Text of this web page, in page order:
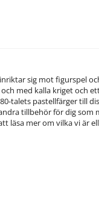
sig mot figurspel
med kalla kriget och
talets pastellfärger till
tillbehör för dig som
läsa mer om vilka vi är